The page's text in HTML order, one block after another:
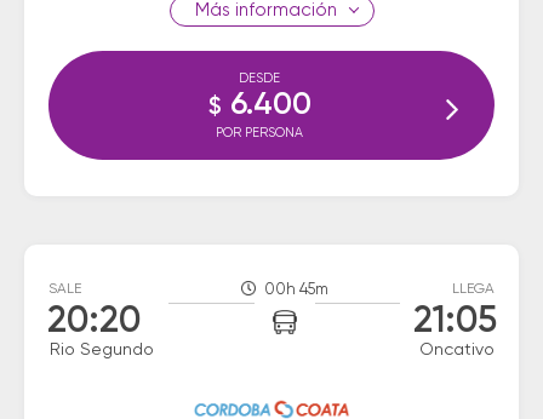
información
DESDE
$ 6.400
POR PERSONA
SALE
20:20
Rio Segundo
00h 45m LLEGA
21:05
Oncativo